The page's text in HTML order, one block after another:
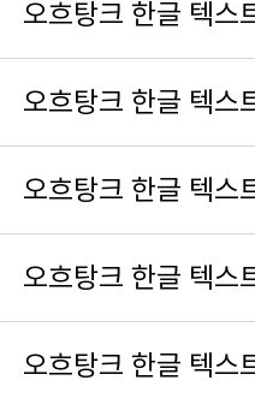
오흐탕크 한글 텍
오흐탕크 한글 텍
오흐탕크 한글 텍
오흐탕크 한글 텍
오흐탕크 한글 텍